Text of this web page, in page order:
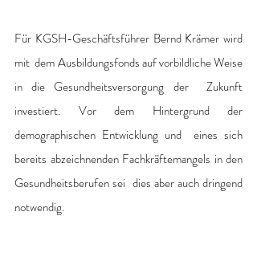
Für KGSH-Geschäftsführer Bernd Krämer wird
mit  dem Ausbildungsfonds auf vorbildliche Weise
in die Gesundheitsversorgung der  Zukunft
investiert. Vor dem Hintergrund der
demographischen Entwicklung und  eines sich
bereits abzeichnenden Fachkräftemangels in den
Gesundheitsberufen sei  dies aber auch dringend
notwendig.